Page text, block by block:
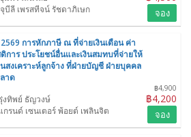
บีลี เพรสทีจน์ รัชดาภิเษก
จอง
การหักภาษี ณ ที่จ่ายเงินเดือน ค่า
การ ประโยชน์อื่นและเงินสมทบที่จ่ายให้
สงเคราะห์ลูกจ้าง ที่ฝ่ายบัญชี ฝ่ายบุคคล
าด
฿4,900
฿4,200
งทิพย์ ธัญวงษ์
กรนด์ เซนเตอร์ พ้อยต์ เพลินจิต
จอง